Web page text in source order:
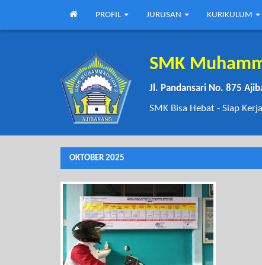
PROFIL JURUSAN KURIKULUM
SMK
Jl. Pandansari No. 875
SMK Bisa Hebat - Siap
OKTOBER 2025